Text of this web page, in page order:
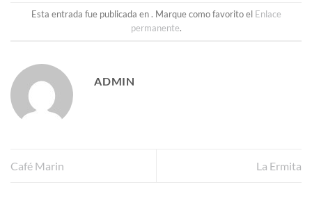
Esta entrada fue publicada en . Marque como favorito el Enlace
permanente.
ADMIN
Café Marin La Ermita